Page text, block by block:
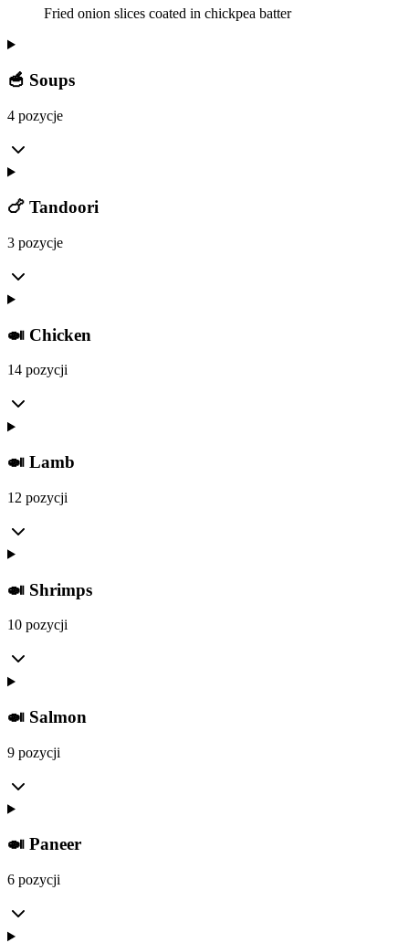
Fried onion slices coated in chickpea batter
🥣 Soups
4 pozycje
🍗 Tandoori
3 pozycje
🍛 Chicken
14 pozycji
🍛 Lamb
12 pozycji
🍛 Shrimps
10 pozycji
🍛 Salmon
9 pozycji
🍛 Paneer
6 pozycji